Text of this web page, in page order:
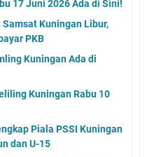
17 Juni 2026 Ada di Sini!
Kuningan Libur,
PKB
Kuningan Ada di
Kuningan Rabu 10
Piala PSSI Kuningan
dan U-15